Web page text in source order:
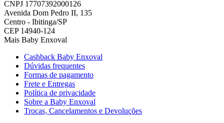
CNPJ 17707392000126
Avenida Dom Pedro II, 135
Centro - Ibitinga/SP
CEP 14940-124
Mais Baby Enxoval
Cashback Baby Enxoval
Dúvidas frequentes
Formas de pagamento
Frete e Entregas
Política de privacidade
Sobre a Baby Enxoval
Trocas, Cancelamentos e Devoluções